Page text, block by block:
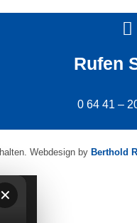
Rufen
0 64 41 –
Webdesign by Berthold
✕